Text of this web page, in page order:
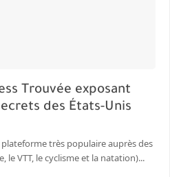
Trouvée exposant
des États-Unis
très populaire auprès des
le VTT, le cyclisme et la natation)...